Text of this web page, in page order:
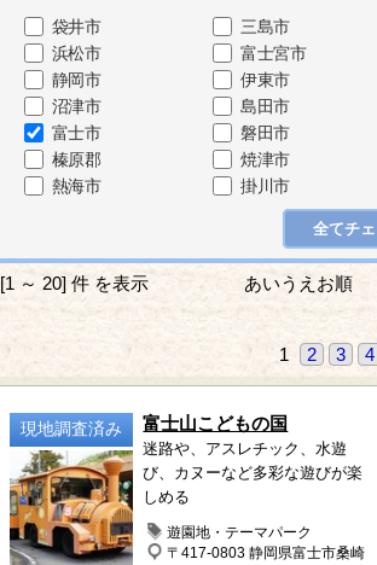
袋井市
浜松市
静岡市
沼津市
富士市
榛原郡
熱海市
三島市
富士宮市
伊東市
島田市
磐田市
焼津市
掛川市
全てチ
[1 ～ 20] 件 を表示 あいうえお順
1 2 3 4
現地調査済み 富士山こどもの国
迷路や、アスレチック、水遊
び、カヌーなど多彩な遊びが楽
しめる
遊園地・テーマパーク
〒417-0803 静岡県富士市桑崎